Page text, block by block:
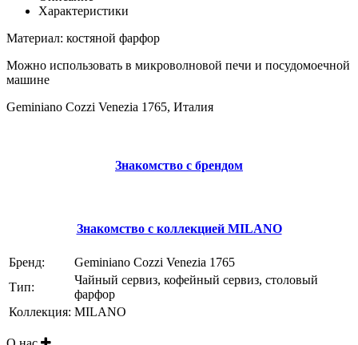
Характеристики
Материал: костяной фарфор
Можно использовать в микроволновой печи и посудомоечной
машине
Geminiano Cozzi Venezia 1765, Италия
Знакомство с брендом
Знакомство с коллекцией MILANO
Бренд:
Geminiano Cozzi Venezia 1765
Тип:
Чайный сервиз, кофейный сервиз, столовый
фарфор
Коллекция: MILANO